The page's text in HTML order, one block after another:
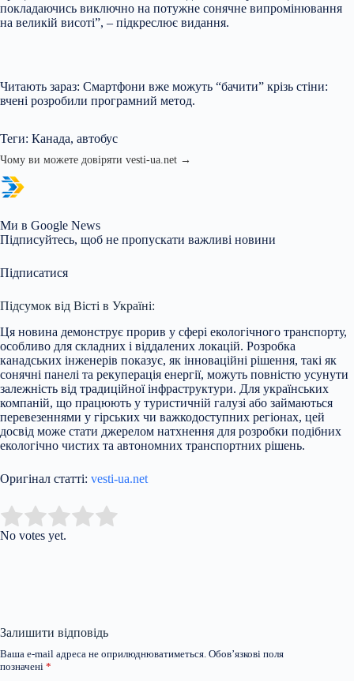
покладаючись виключно на потужне сонячне випромінювання
на великій висоті”, – підкреслює видання.
Читають зараз: Смартфони вже можуть “бачити” крізь стіни:
вчені розробили програмний метод.
Теги: Канада, автобус
Чому ви можете довіряти vesti-ua.net →
Ми в Google News
Підписуйтесь, щоб не пропускати важливі новини
Підписатися
Підсумок від Вісті в Україні:
Ця новина демонструє прорив у сфері екологічного транспорту,
особливо для складних і віддалених локацій. Розробка
канадських інженерів показує, як інноваційні рішення, такі як
сонячні панелі та рекуперація енергії, можуть повністю усунути
залежність від традиційної інфраструктури. Для українських
компаній, що працюють у туристичній галузі або займаються
перевезеннями у гірських чи важкодоступних регіонах, цей
досвід може стати джерелом натхнення для розробки подібних
екологічно чистих та автономних транспортних рішень.
Оригінал статті: vesti-ua.net
Rate this item:
No votes yet.
Залишити відповідь
Ваша e-mail адреса не оприлюднюватиметься. Обов’язкові поля
позначені *